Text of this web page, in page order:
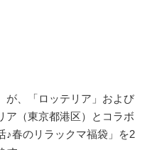
、「ロッテリア」および
ア（東京都港区）とコラボ
♪春のリラックマ福袋」を2